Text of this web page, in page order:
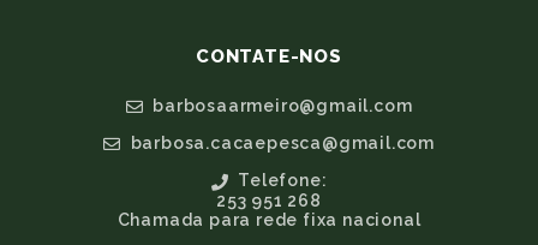
CONTATE-NOS
barbosaarmeiro@gmail.com
barbosa.cacaepesca@gmail.com
Telefone:
253 951 268
Chamada para rede fixa nacional